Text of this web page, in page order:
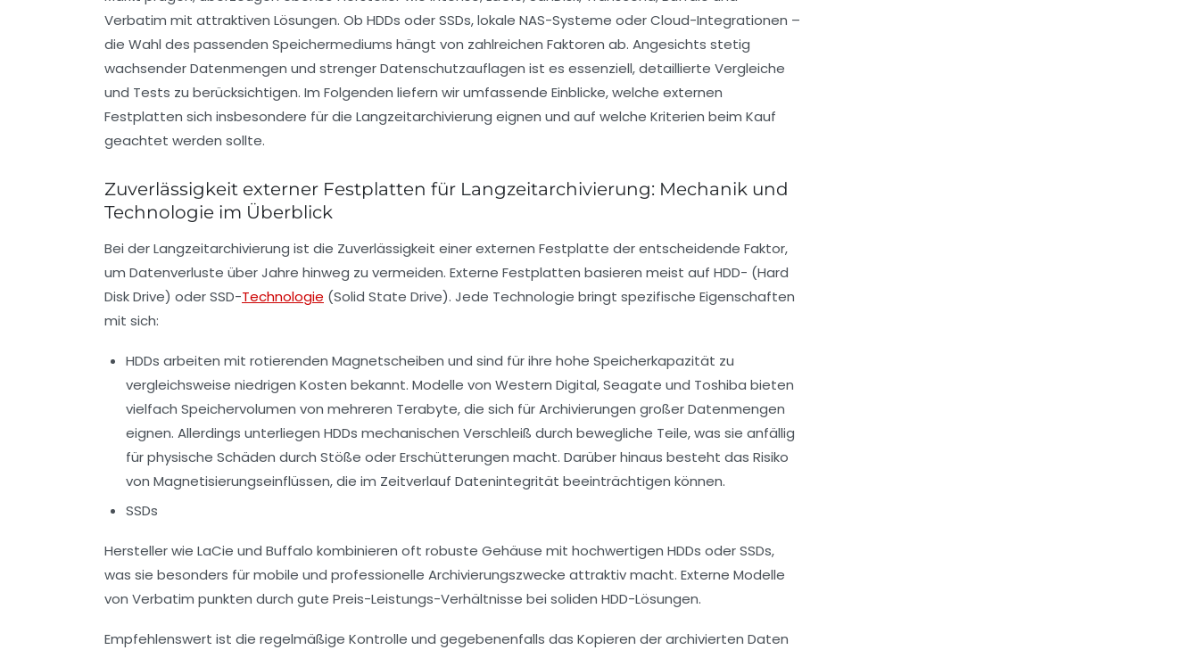
Verbatim mit attraktiven Lösungen. Ob HDDs oder SSDs, lokale NAS-Systeme oder Cloud-Integrationen –
die Wahl des passenden Speichermediums hängt von zahlreichen Faktoren ab. Angesichts stetig
wachsender Datenmengen und strenger Datenschutzauflagen ist es essenziell, detaillierte Vergleiche
und Tests zu berücksichtigen. Im Folgenden liefern wir umfassende Einblicke, welche externen
Festplatten sich insbesondere für die Langzeitarchivierung eignen und auf welche Kriterien beim Kauf
geachtet werden sollte.
Zuverlässigkeit externer Festplatten für Langzeitarchivierung: Mechanik und
Technologie im Überblick
Bei der Langzeitarchivierung ist die Zuverlässigkeit einer externen Festplatte der entscheidende Faktor,
um Datenverluste über Jahre hinweg zu vermeiden. Externe Festplatten basieren meist auf HDD- (Hard
Disk Drive) oder SSD-Technologie (Solid State Drive). Jede Technologie bringt spezifische Eigenschaften
mit sich:
HDDs arbeiten mit rotierenden Magnetscheiben und sind für ihre hohe Speicherkapazität zu
vergleichsweise niedrigen Kosten bekannt. Modelle von Western Digital, Seagate und Toshiba bieten
vielfach Speichervolumen von mehreren Terabyte, die sich für Archivierungen großer Datenmengen
eignen. Allerdings unterliegen HDDs mechanischen Verschleiß durch bewegliche Teile, was sie anfällig
für physische Schäden durch Stöße oder Erschütterungen macht. Darüber hinaus besteht das Risiko
von Magnetisierungseinflüssen, die im Zeitverlauf Datenintegrität beeinträchtigen können.
SSDs
Hersteller wie LaCie und Buffalo kombinieren oft robuste Gehäuse mit hochwertigen HDDs oder SSDs,
was sie besonders für mobile und professionelle Archivierungszwecke attraktiv macht. Externe Modelle
von Verbatim punkten durch gute Preis-Leistungs-Verhältnisse bei soliden HDD-Lösungen.
Empfehlenswert ist die regelmäßige Kontrolle und gegebenenfalls das Kopieren der archivierten Daten